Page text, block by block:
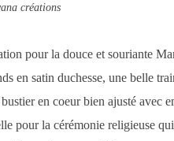
créations
pour la douce et souriante
en satin duchesse, une belle
en coeur bien ajusté avec
pour la cérémonie religieuse